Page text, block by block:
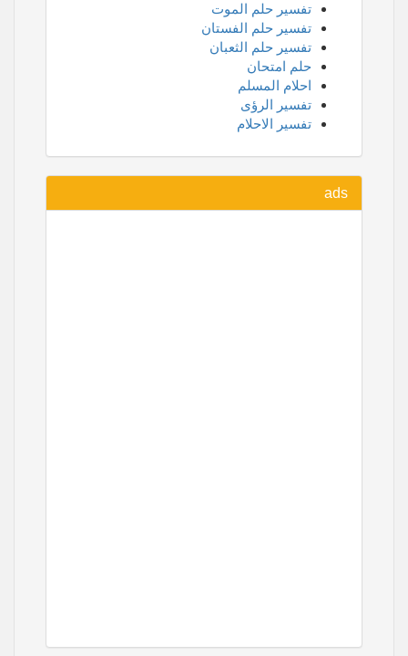
تفسير حلم الموت
تفسير حلم الفستان
تفسير حلم الثعبان
حلم امتحان
احلام المسلم
تفسير الرؤى
تفسير الاحلام
ads